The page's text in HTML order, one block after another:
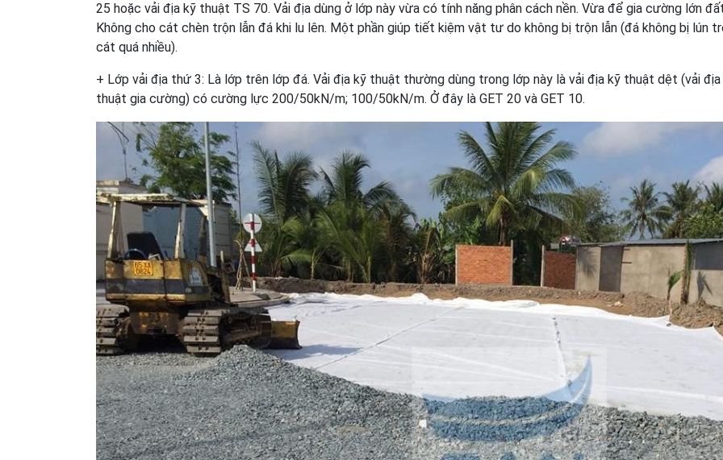
25 hoặc vải địa kỹ thuật TS 70. Vải địa dùng ở lớp này vừa có tính năng phân cách nền. Vừa để gia cường lớn
Không cho cát chèn trộn lẫn đá khi lu lên. Một phần giúp tiết kiệm vật tư do không bị trộn lẫn (đá không bị lún
cát quá nhiều).
+ Lớp vải địa thứ 3: Là lớp trên lớp đá. Vải địa kỹ thuật thường dùng trong lớp này là vải địa kỹ thuật dệt (vải
thuật gia cường) có cường lực 200/50kN/m; 100/50kN/m. Ở đây là GET 20 và GET 10.